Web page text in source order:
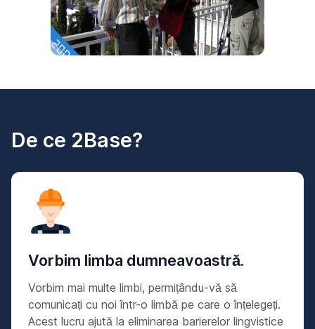
De ce 2Base?
Vorbim limba dumneavoastră.
Vorbim mai multe limbi, permițându-vă să
comunicați cu noi într-o limbă pe care o înțelegeți.
Acest lucru ajută la eliminarea barierelor lingvistice